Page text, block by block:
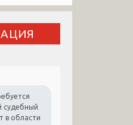
судебный
в области